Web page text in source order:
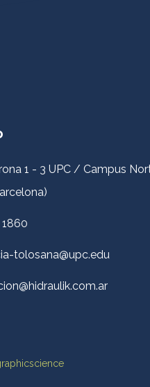
1 - 3 UPC / Campus
tolosana@upc.edu